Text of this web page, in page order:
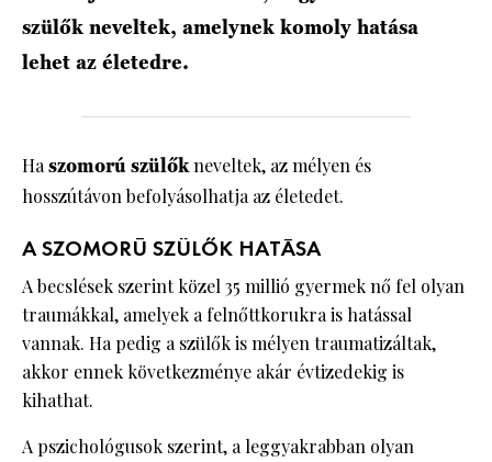
szülők neveltek, amelynek komoly hatása
lehet az életedre.
Haszomorúszülőkneveltek, az mélyen és
hosszútávon befolyásolhatja az életedet.
A SZOMORÚ SZÜLŐK HATÁSA
A becslések szerint közel 35 millió gyermek nő fel olyan
traumákkal, amelyek a felnőttkorukra is hatással
vannak. Ha pedig a szülők is mélyen traumatizáltak,
akkor ennek következménye akár évtizedekig is
kihathat.
A pszichológusok szerint, a leggyakrabban olyan